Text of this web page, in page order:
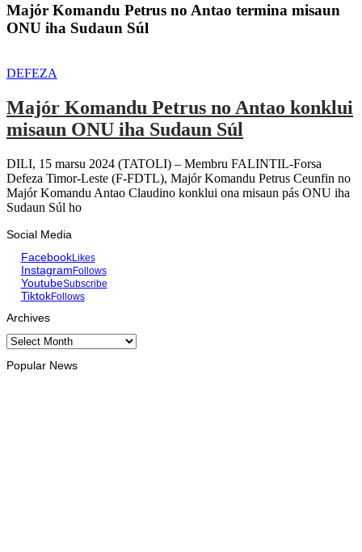
Majór Komandu Petrus no Antao termina misaun
ONU iha Sudaun Súl
DEFEZA
Majór Komandu Petrus no Antao konklui
misaun ONU iha Sudaun Súl
DILI, 15 marsu 2024 (TATOLI) – Membru FALINTIL-Forsa
Defeza Timor-Leste (F-FDTL), Majór Komandu Petrus Ceunfin no
Majór Komandu Antao Claudino konklui ona misaun pás ONU iha
Sudaun Súl ho
Social Media
FacebookLikes
InstagramFollows
YoutubeSubscribe
TiktokFollows
Archives
Archives
Popular News